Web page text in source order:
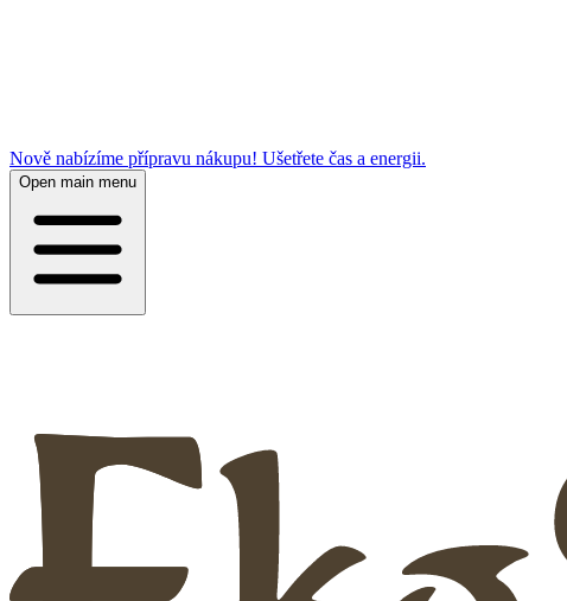
Nově nabízíme přípravu nákupu! Ušetřete čas a energii.
Open main menu